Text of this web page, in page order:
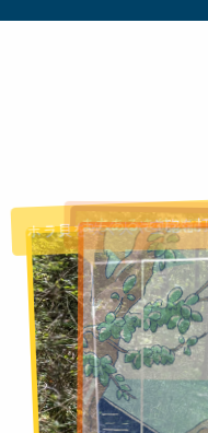
ホラ貝を吹く人や空